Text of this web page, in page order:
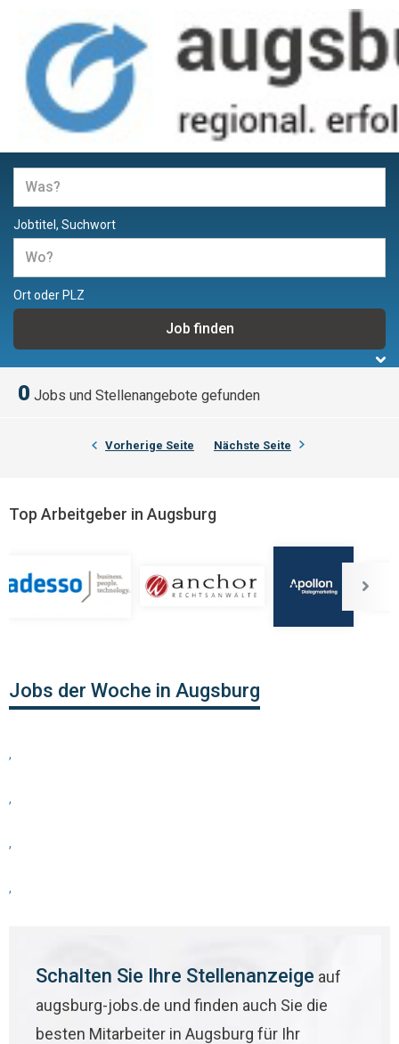
Jobs und Stellenangebote in
Augsburg
Jobtitel, Suchwort
Ort oder PLZ
0 Jobs und Stellenangebote gefunden
Vorherige Seite Nächste Seite
Top Arbeitgeber in Augsburg
Jobs der Woche in Augsburg
,
,
,
,
Schalten Sie Ihre Stellenanzeige auf
augsburg-jobs.de und finden auch Sie die
besten Mitarbeiter in Augsburg für Ihr